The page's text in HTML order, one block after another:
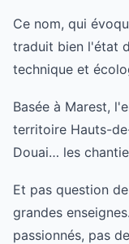
Ce nom, qui
traduit bien l'état
technique et
Basée à Marest,
territoire Hauts-
Douai… les
Et pas question
grandes
passionnés, pas